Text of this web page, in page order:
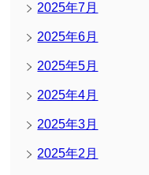
2025年7月
2025年6月
2025年5月
2025年4月
2025年3月
2025年2月